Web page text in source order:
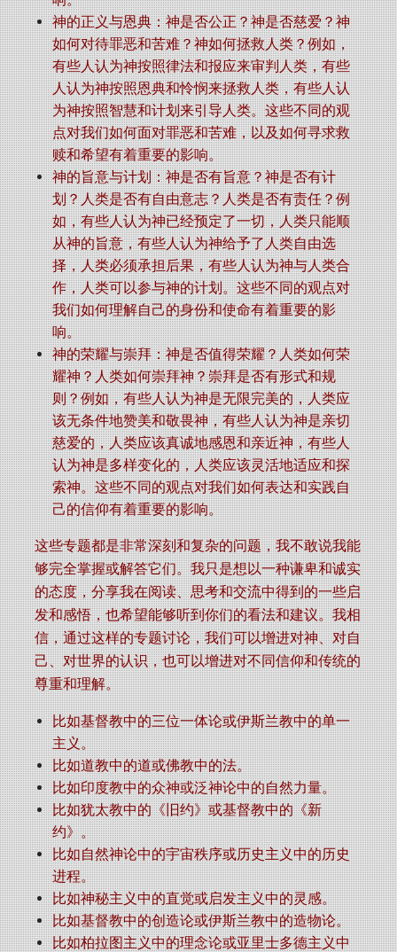
神的正义与恩典：神是否公正？神是否慈爱？神
如何对待罪恶和苦难？神如何拯救人类？例如，
有些人认为神按照律法和报应来审判人类，有些
人认为神按照恩典和怜悯来拯救人类，有些人认
为神按照智慧和计划来引导人类。这些不同的观
点对我们如何面对罪恶和苦难，以及如何寻求救
赎和希望有着重要的影响。
神的旨意与计划：神是否有旨意？神是否有计
划？人类是否有自由意志？人类是否有责任？例
如，有些人认为神已经预定了一切，人类只能顺
从神的旨意，有些人认为神给予了人类自由选
择，人类必须承担后果，有些人认为神与人类合
作，人类可以参与神的计划。这些不同的观点对
我们如何理解自己的身份和使命有着重要的影
响。
神的荣耀与崇拜：神是否值得荣耀？人类如何荣
耀神？人类如何崇拜神？崇拜是否有形式和规
则？例如，有些人认为神是无限完美的，人类应
该无条件地赞美和敬畏神，有些人认为神是亲切
慈爱的，人类应该真诚地感恩和亲近神，有些人
认为神是多样变化的，人类应该灵活地适应和探
索神。这些不同的观点对我们如何表达和实践自
己的信仰有着重要的影响。
这些专题都是非常深刻和复杂的问题，我不敢说我能
够完全掌握或解答它们。我只是想以一种谦卑和诚实
的态度，分享我在阅读、思考和交流中得到的一些启
发和感悟，也希望能够听到你们的看法和建议。我相
信，通过这样的专题讨论，我们可以增进对神、对自
己、对世界的认识，也可以增进对不同信仰和传统的
尊重和理解。
比如基督教中的三位一体论或伊斯兰教中的单一
主义。
比如道教中的道或佛教中的法。
比如印度教中的众神或泛神论中的自然力量。
比如犹太教中的《旧约》或基督教中的《新
约》。
比如自然神论中的宇宙秩序或历史主义中的历史
进程。
比如神秘主义中的直觉或启发主义中的灵感。
比如基督教中的创造论或伊斯兰教中的造物论。
比如柏拉图主义中的理念论或亚里士多德主义中